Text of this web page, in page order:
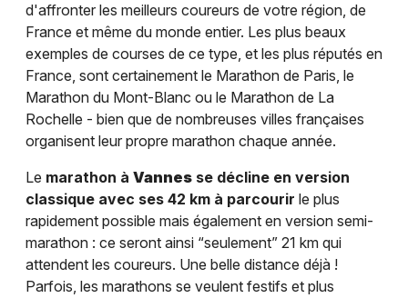
d'affronter les meilleurs coureurs de votre région, de
France et même du monde entier. Les plus beaux
exemples de courses de ce type, et les plus réputés en
France, sont certainement le Marathon de Paris, le
Marathon du Mont-Blanc ou le Marathon de La
Rochelle - bien que de nombreuses villes françaises
organisent leur propre marathon chaque année.
Le marathon à Vannes se décline en version
classique avec ses 42 km à parcourir le plus
rapidement possible mais également en version semi-
marathon : ce seront ainsi “seulement” 21 km qui
attendent les coureurs. Une belle distance déjà !
Parfois, les marathons se veulent festifs et plus